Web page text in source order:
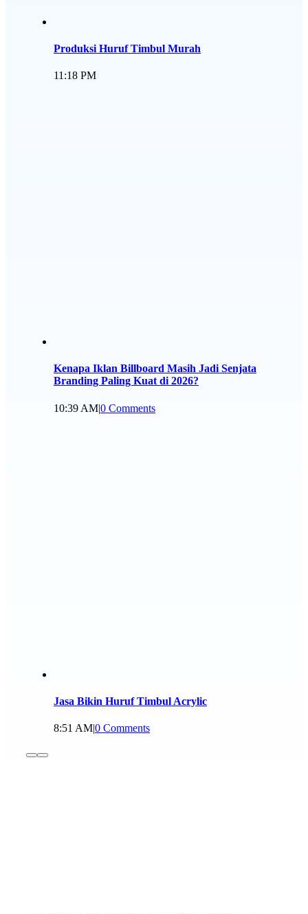
Produksi Huruf Timbul Murah
11:18 PM
Kenapa Iklan Billboard Masih Jadi Senjata
Branding Paling Kuat di 2026?
10:39 AM|0 Comments
Jasa Bikin Huruf Timbul Acrylic
8:51 AM|0 Comments